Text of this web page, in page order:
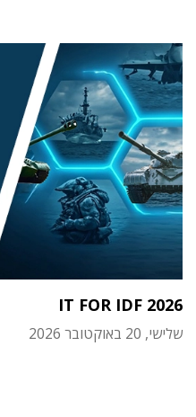
IT FOR IDF 2026
שלישי, 20 באוקטובר 2026